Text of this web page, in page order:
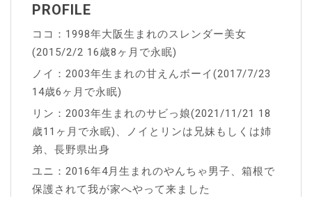
PROFILE
ココ：1998年大阪生まれのスレンダー美女
(2015/2/2 16歳8ヶ月で永眠)
ノイ：2003年生まれの甘えんボーイ(2017/7/23
14歳6ヶ月で永眠)
リン：2003年生まれのサビっ娘(2021/11/21 18
歳11ヶ月で永眠)、ノイとリンは兄妹もしくは姉
弟、長野県出身
ユニ：2016年4月生まれのやんちゃ男子、箱根で
保護されて我が家へやって来ました